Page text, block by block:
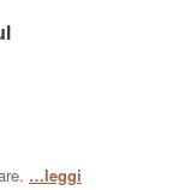
…leggi